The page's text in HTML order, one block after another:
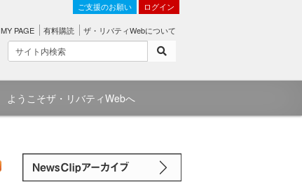
ご支援のお願い ログイン
MY PAGE 有料購読 ザ・リバティWebについて
ようこそザ・リバティWebへ